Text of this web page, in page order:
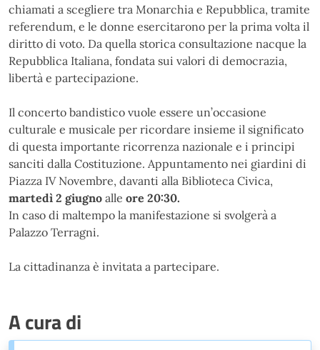
chiamati a scegliere tra Monarchia e Repubblica, tramite
referendum, e le donne esercitarono per la prima volta il
diritto di voto. Da quella storica consultazione nacque la
Repubblica Italiana, fondata sui valori di democrazia,
libertà e partecipazione.
Il concerto bandistico vuole essere un’occasione
culturale e musicale per ricordare insieme il significato
di questa importante ricorrenza nazionale e i principi
sanciti dalla Costituzione. Appuntamento nei giardini di
Piazza IV Novembre, davanti alla Biblioteca Civica,
martedì 2 giugno alle ore 20:30.
In caso di maltempo la manifestazione si svolgerà a
Palazzo Terragni.
La cittadinanza è invitata a partecipare.
A cura di